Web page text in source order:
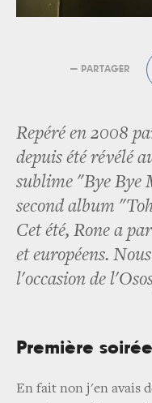
— PARTAGER
Repéré en 2008
depuis été révélé
sublime "Bye Bye
second album
Cet été, Rone a
et européens.
l'occasion de
Première
En fait non j'en avais